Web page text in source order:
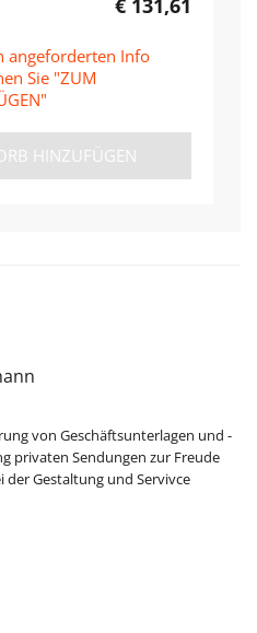
angeforderten Info
Sie "ZUM
HINZUFÜGEN
von Geschäftsunterlagen und -
privaten Sendungen zur Freude
Gestaltung und Servivce